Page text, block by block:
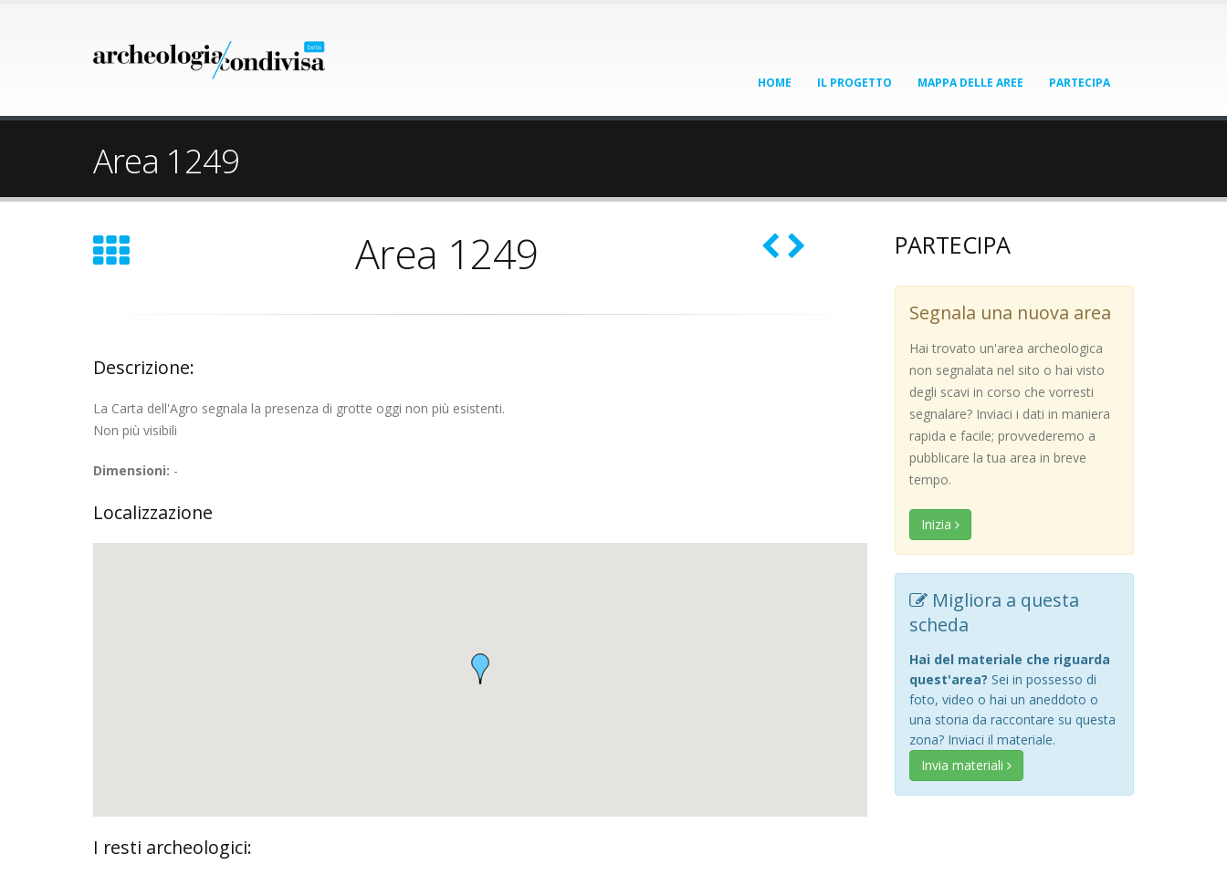
HOME IL PROGETTO MAPPA DELLE AREE PARTECIPA
Area 1249
Area 1249
Descrizione:
La Carta dell'Agro segnala la presenza di grotte oggi non più esistenti.
Non più visibili
Dimensioni: -
Localizzazione
I resti archeologici:
PARTECIPA
Segnala una nuova area
Hai trovato un'area archeologica
non segnalata nel sito o hai visto
degli scavi in corso che vorresti
segnalare? Inviaci i dati in maniera
rapida e facile; provvederemo a
pubblicare la tua area in breve
tempo.
Inizia
Migliora a questa
scheda
Hai del materiale che riguarda
quest'area? Sei in possesso di
foto, video o hai un aneddoto o
una storia da raccontare su questa
zona? Inviaci il materiale.
Invia materiali